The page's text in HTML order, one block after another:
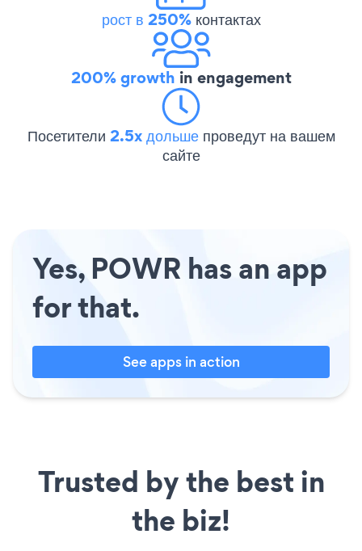
рост в 250%контактах
200% growth in engagement
Посетители 2.5x дольше проведут на вашем
сайте
Yes, POWR has an app
for that.
See apps in action
Trusted by the best in
the biz!